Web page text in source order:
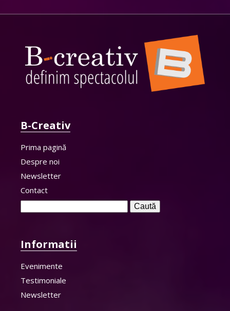
B-Creativ
Prima pagină
Despre noi
Newsletter
Contact
Informatii
Evenimente
Testimoniale
Newsletter